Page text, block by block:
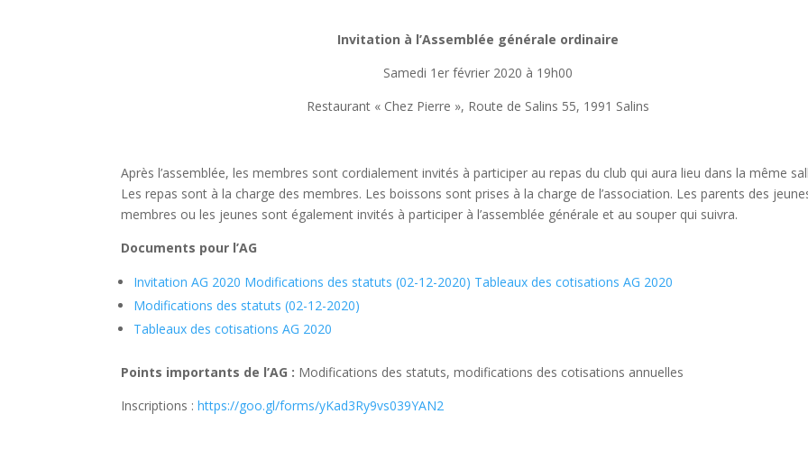
Invitation à l’Assemblée générale ordinaire
Samedi 1er février 2020 à 19h00
Restaurant « Chez Pierre », Route de Salins 55, 1991 Salins
Après l’assemblée, les membres sont cordialement invités à participer au repas du club qui aura lieu dans la même
Les repas sont à la charge des membres. Les boissons sont prises à la charge de l’association. Les parents des
membres ou les jeunes sont également invités à participer à l’assemblée générale et au souper qui suivra.
Documents pour l’AG
Invitation AG 2020 Modifications des statuts (02-12-2020) Tableaux des cotisations AG 2020
Modifications des statuts (02-12-2020)
Tableaux des cotisations AG 2020
Points importants de l’AG : Modifications des statuts, modifications des cotisations annuelles
Inscriptions :https://goo.gl/forms/yKad3Ry9vs039YAN2